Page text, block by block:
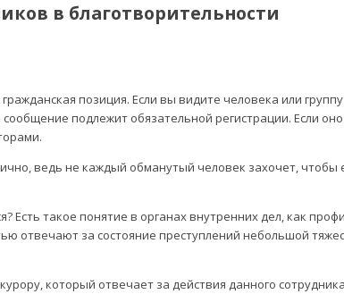
в благотворительности
позиция. Если вы видите человека или
подлежит обязательной регистрации. Если
ведь не каждый обманутый человек захочет,
Есть такое понятие в органах внутренних дел, как
отвечают за состояние преступлений небольшой
который отвечает за действия данного